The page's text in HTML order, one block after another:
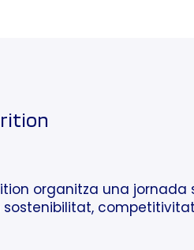
organitza una